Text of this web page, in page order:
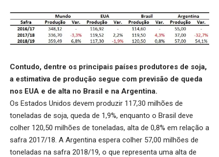
Contudo, dentre os principais países produtores de soja,
a estimativa de produção segue com previsão de queda
nos EUA e de alta no Brasil e na Argentina.
Os Estados Unidos devem produzir 117,30 milhões de
toneladas de soja, queda de 1,9%, enquanto o Brasil deve
colher 120,50 milhões de toneladas, alta de 0,8% em relação a
safra 2017/18. A Argentina espera colher 57,00 milhões de
toneladas na safra 2018/19, o que representa uma alta de